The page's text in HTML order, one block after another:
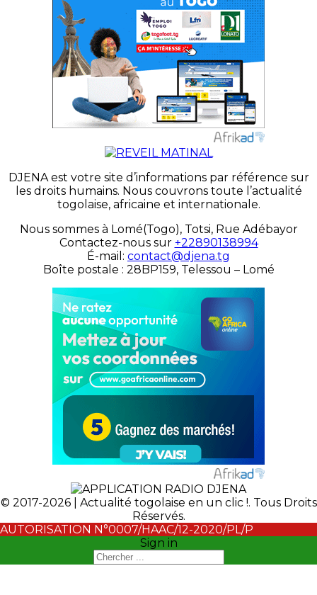
DJENA est votre site d’informations par référence sur
les droits humains. Nous couvrons toute l’actualité
togolaise, africaine et internationale.
Nous sommes à Lomé(Togo), Totsi, Rue Adébayor
Contactez-nous sur +22890138994
É-mail: contact@djena.tg
Boîte postale : 28BP159, Telessou – Lomé
© 2017-2026 | Actualité togolaise en un clic !. Tous Droits
Réservés.
AUTORISATION N°0007/HAAC/12-2020/PL/P
Sign in